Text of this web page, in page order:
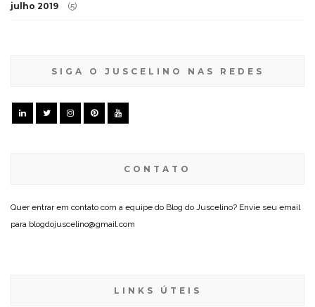
julho 2019 (5)
SIGA O JUSCELINO NAS REDES
CONTATO
Quer entrar em contato com a equipe do Blog do Juscelino? Envie seu email
para blogdojuscelino@gmail.com
LINKS ÚTEIS